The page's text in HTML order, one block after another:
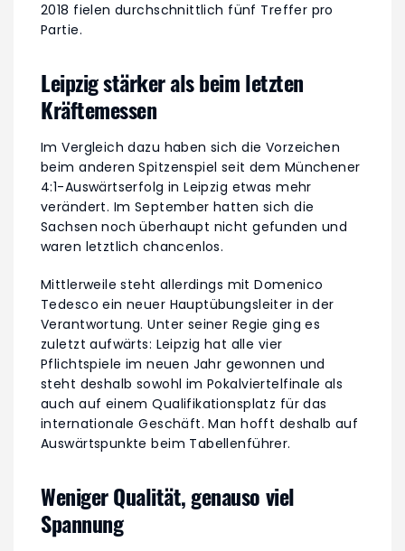
2018 fielen durchschnittlich fünf Treffer pro
Partie.
Leipzig stärker als beim letzten
Kräftemessen
Im Vergleich dazu haben sich die Vorzeichen
beim anderen Spitzenspiel seit dem Münchener
4:1-Auswärtserfolg in Leipzig etwas mehr
verändert. Im September hatten sich die
Sachsen noch überhaupt nicht gefunden und
waren letztlich chancenlos.
Mittlerweile steht allerdings mit Domenico
Tedesco ein neuer Hauptübungsleiter in der
Verantwortung. Unter seiner Regie ging es
zuletzt aufwärts: Leipzig hat alle vier
Pflichtspiele im neuen Jahr gewonnen und
steht deshalb sowohl im Pokalviertelfinale als
auch auf einem Qualifikationsplatz für das
internationale Geschäft. Man hofft deshalb auf
Auswärtspunkte beim Tabellenführer.
Weniger Qualität, genauso viel
Spannung